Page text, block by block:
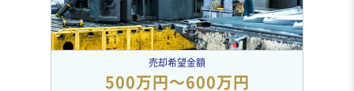
売却希望金額
500万円〜600万円